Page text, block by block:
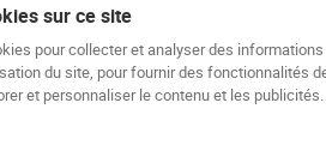
Formations
AFEC
sur ce site
pour collecter et analyser des
du site, pour fournir des fonctionnalités
et personnaliser le contenu et les publicités.